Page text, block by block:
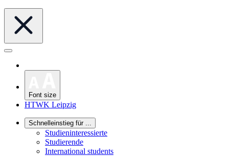
Font size
HTWK Leipzig
Schnelleinstieg für ...
Studieninteressierte
Studierende
International students